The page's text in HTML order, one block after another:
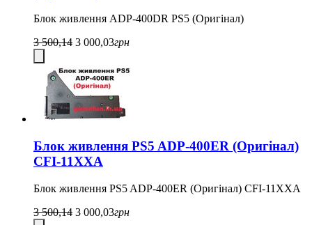
Блок живлення ADP-400DR PS5 (Оригінал)
3 500,14 3 000,03грн
Блок живлення PS5 ADP-400ER (Оригінал)
CFI-11XXA
Блок живлення PS5 ADP-400ER (Оригінал) CFI-11XXA
3 500,14 3 000,03грн